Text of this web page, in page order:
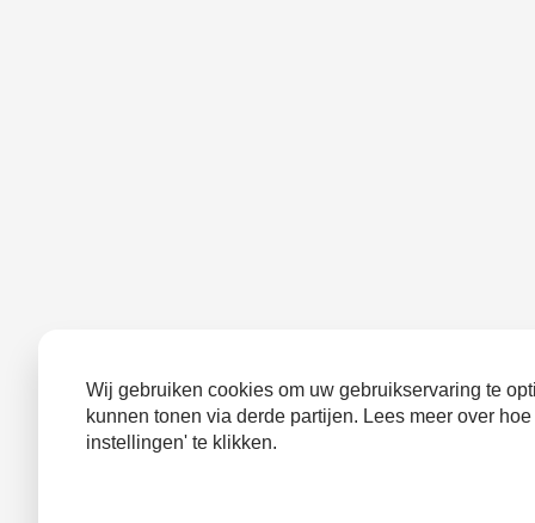
Wij gebruiken cookies om uw gebruikservaring te
kunnen tonen via derde partijen. Lees meer over
instellingen' te klikken.